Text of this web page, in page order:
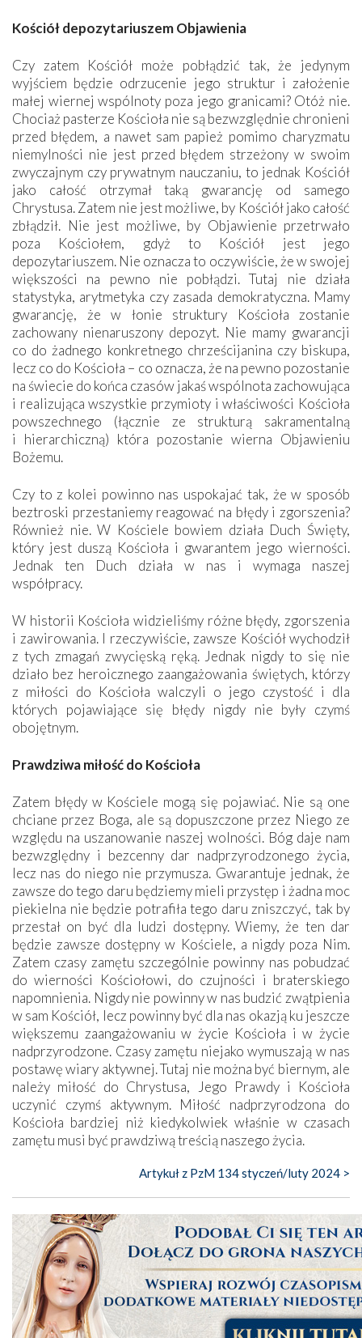
Kościół depozytariuszem Objawienia
Czy zatem Kościół może pobłądzić tak, że jedynym
wyjściem będzie odrzucenie jego struktur i założenie
małej wiernej wspólnoty poza jego granicami? Otóż nie.
Chociaż pasterze Kościoła nie są bezwzględnie chronieni
przed błędem, a nawet sam papież pomimo charyzmatu
niemylności nie jest przed błędem strzeżony w swoim
zwyczajnym czy prywatnym nauczaniu, to jednak Kościół
jako całość otrzymał taką gwarancję od samego
Chrystusa. Zatem nie jest możliwe, by Kościół jako całość
zbłądził. Nie jest możliwe, by Objawienie przetrwało
poza Kościołem, gdyż to Kościół jest jego
depozytariuszem. Nie oznacza to oczywiście, że w swojej
większości na pewno nie pobłądzi. Tutaj nie działa
statystyka, arytmetyka czy zasada demokratyczna. Mamy
gwarancję, że w łonie struktury Kościoła zostanie
zachowany nienaruszony depozyt. Nie mamy gwarancji
co do żadnego konkretnego chrześcijanina czy biskupa,
lecz co do Kościoła – co oznacza, że na pewno pozostanie
na świecie do końca czasów jakaś wspólnota zachowująca
i realizująca wszystkie przymioty i właściwości Kościoła
powszechnego (łącznie ze strukturą sakramentalną
i hierarchiczną) która pozostanie wierna Objawieniu
Bożemu.
Czy to z kolei powinno nas uspokajać tak, że w sposób
beztroski przestaniemy reagować na błędy i zgorszenia?
Również nie. W Kościele bowiem działa Duch Święty,
który jest duszą Kościoła i gwarantem jego wierności.
Jednak ten Duch działa w nas i wymaga naszej
współpracy.
W historii Kościoła widzieliśmy różne błędy, zgorszenia
i zawirowania. I rzeczywiście, zawsze Kościół wychodził
z tych zmagań zwycięską ręką. Jednak nigdy to się nie
działo bez heroicznego zaangażowania świętych, którzy
z miłości do Kościoła walczyli o jego czystość i dla
których pojawiające się błędy nigdy nie były czymś
obojętnym.
Prawdziwa miłość do Kościoła
Zatem błędy w Kościele mogą się pojawiać. Nie są one
chciane przez Boga, ale są dopuszczone przez Niego ze
względu na uszanowanie naszej wolności. Bóg daje nam
bezwzględny i bezcenny dar nadprzyrodzonego życia,
lecz nas do niego nie przymusza. Gwarantuje jednak, że
zawsze do tego daru będziemy mieli przystęp i żadna moc
piekielna nie będzie potrafiła tego daru zniszczyć, tak by
przestał on być dla ludzi dostępny. Wiemy, że ten dar
będzie zawsze dostępny w Kościele, a nigdy poza Nim.
Zatem czasy zamętu szczególnie powinny nas pobudzać
do wierności Kościołowi, do czujności i braterskiego
napomnienia. Nigdy nie powinny w nas budzić zwątpienia
w sam Kościół, lecz powinny być dla nas okazją ku jeszcze
większemu zaangażowaniu w życie Kościoła i w życie
nadprzyrodzone. Czasy zamętu niejako wymuszają w nas
postawę wiary aktywnej. Tutaj nie można być biernym, ale
należy miłość do Chrystusa, Jego Prawdy i Kościoła
uczynić czymś aktywnym. Miłość nadprzyrodzona do
Kościoła bardziej niż kiedykolwiek właśnie w czasach
zamętu musi być prawdziwą treścią naszego życia.
Artykuł z PzM 134 styczeń/luty 2024 >